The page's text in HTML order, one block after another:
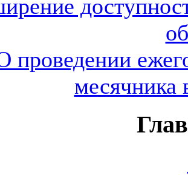
проведении
месячника